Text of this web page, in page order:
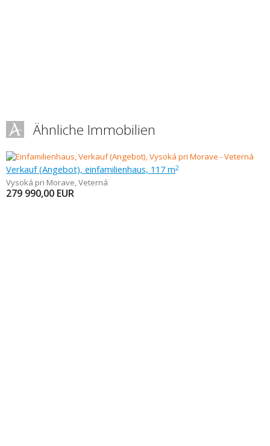
Ähnliche Immobilien
Verkauf (Angebot), einfamilienhaus, 117 m2
Vysoká pri Morave,Veterná
279 990,00 EUR